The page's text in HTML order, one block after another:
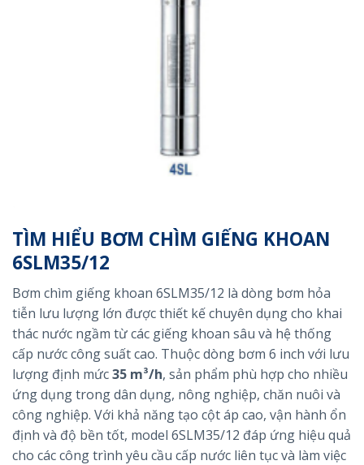
TÌM HIỂU BƠM CHÌM GIẾNG KHOAN
6SLM35/12
Bơm chìm giếng khoan 6SLM35/12 là dòng bơm hỏa
tiễn lưu lượng lớn được thiết kế chuyên dụng cho khai
thác nước ngầm từ các giếng khoan sâu và hệ thống
cấp nước công suất cao. Thuộc dòng bơm 6 inch với lưu
lượng định mức35 m³/h, sản phẩm phù hợp cho nhiều
ứng dụng trong dân dụng, nông nghiệp, chăn nuôi và
công nghiệp. Với khả năng tạo cột áp cao, vận hành ổn
định và độ bền tốt, model 6SLM35/12 đáp ứng hiệu quả
cho các công trình yêu cầu cấp nước liên tục và làm việc